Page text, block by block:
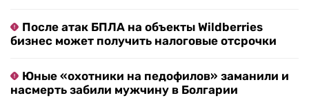
После атак БПЛА на объекты Wildberries
бизнес может получить налоговые отсрочки
Юные «охотники на педофилов» заманили и
насмерть забили мужчину в Болгарии